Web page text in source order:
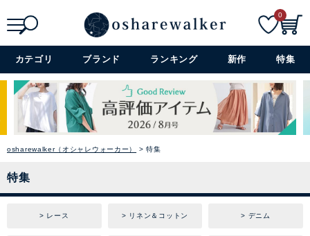
詳細検索+
0
カテゴリ ブランド ランキング 新作 特集
osharewalker（オシャレウォーカー） 特集
特集
レース リネン＆コットン デニム